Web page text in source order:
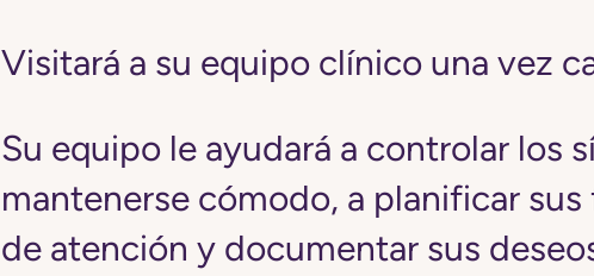
Visitará a su equipo clínico una vez
Su equipo le ayudará a controlar los
mantenerse cómodo, a planificar
de atención y documentar sus